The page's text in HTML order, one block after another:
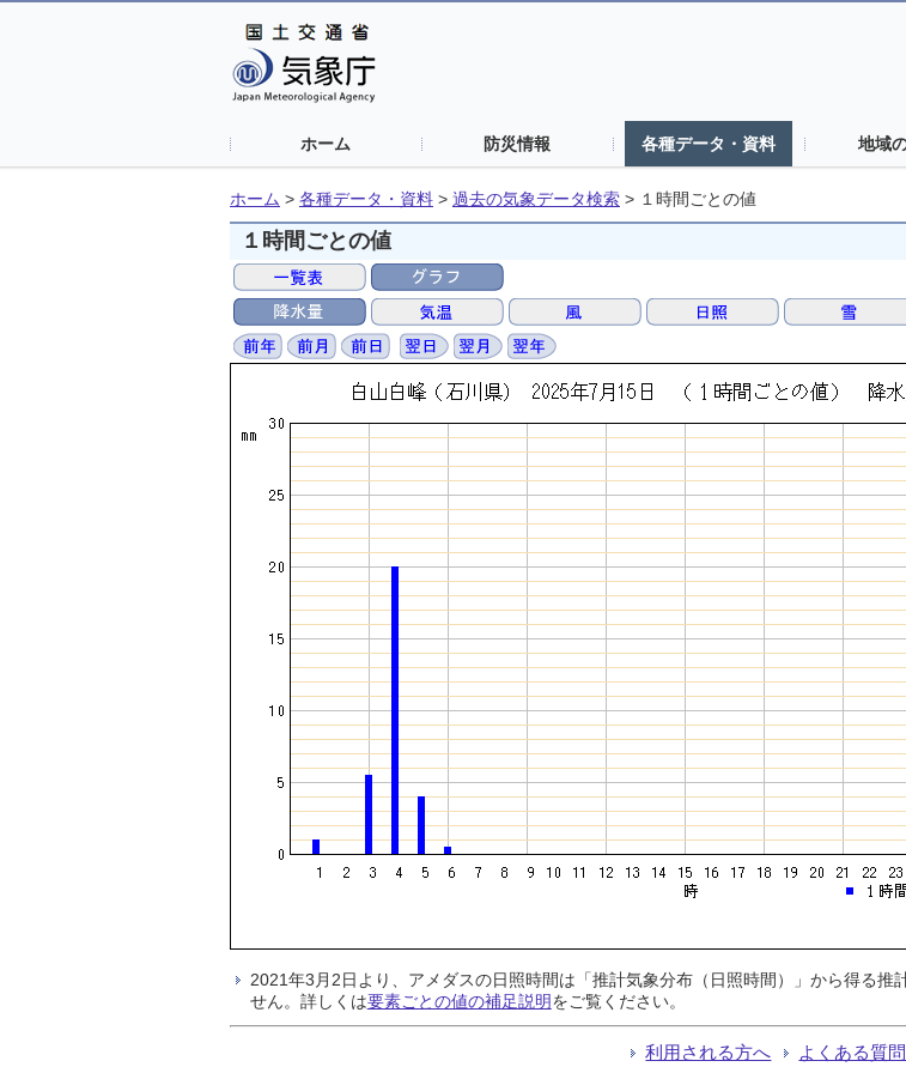
ホーム 防災情報 各種データ・資料 地域
ホーム > 各種データ・資料 > 過去の気象データ検索 > １時間ごとの値
１時間ごとの値
2021年3月2日より、アメダスの日照時間は「推計気象分布（日照時間）」から得る
せん。詳しくは要素ごとの値の補足説明をご覧ください。
利用される方へ よくある質問